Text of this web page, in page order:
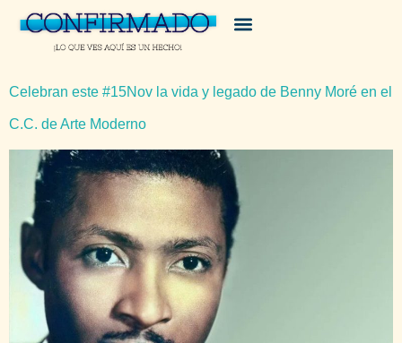
Celebran este #15Nov la vida y legado de Benny Moré en el
C.C. de Arte Moderno